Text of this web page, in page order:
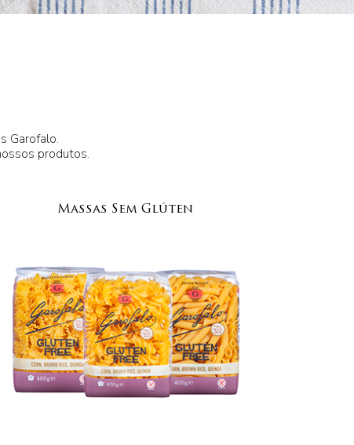
Garofalo.
produtos.
Massas Sem Glúten